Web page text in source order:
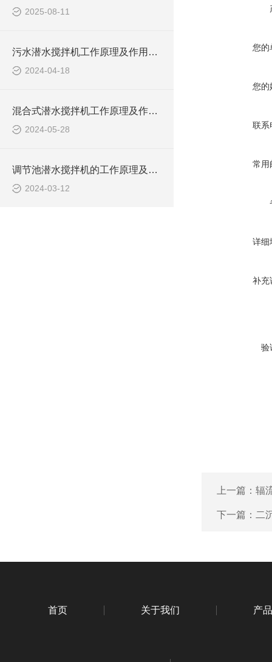
2025-08-11
污水潜水搅拌机工作原理及作用特点、安装图、CAD结构图
2024-04-18
混合式潜水搅拌机工作原理及作用特点、安装图、CAD结构图
2024-05-28
调节池潜水搅拌机的工作原理及潜水推进器CAD安装图、结构图
2024-03-12
您的
您的
联系
常用
详细
补充
验
上一篇： 辐
下一篇： 二
首页 关于我们 产